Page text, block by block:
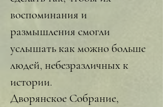
воспоминания и
размышления смогли
услышать как можно больше
людей, небезразличных к
истории.
Дворянское Собрание,